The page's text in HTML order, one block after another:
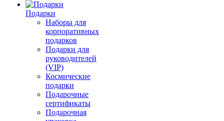
Подарки
Наборы для
корпоративных
подарков
Подарки для
руководителей
(VIP)
Космические
подарки
Подарочные
сертификаты
Подарочная